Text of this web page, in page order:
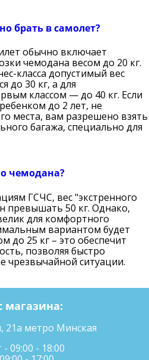
брать в самолет?
обычно включает
чемодана весом до 20 кг.
класса допустимый вес
до 30 кг, а для
классом — до 40 кг. Если
до 2 лет, не
места, вам разрешено взять
багажа, специально для
чемодана?
ГСЧС, вес "экстренного
превышать 50 кг. Однако,
для комфортного
вариантом будет
до 25 кг – это обеспечит
позволяя быстро
чрезвычайной ситуации.
магазина:
21а метро Минская
09:00 - 18:00